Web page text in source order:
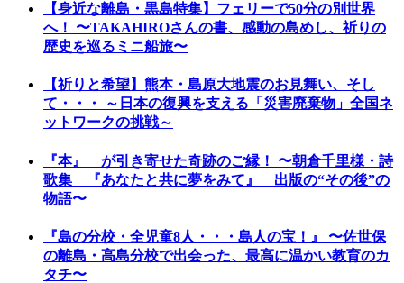
【身近な離島・黒島特集】フェリーで50分の別世界
へ！ 〜TAKAHIROさんの書、感動の島めし、祈りの
歴史を巡るミニ船旅〜
【祈りと希望】熊本・島原大地震のお見舞い、そし
て・・・ ～日本の復興を支える「災害廃棄物」全国ネ
ットワークの挑戦～
『本』 が引き寄せた奇跡のご縁！ 〜朝倉千里様・詩
歌集 『あなたと共に夢をみて』 出版の“その後”の
物語〜
『島の分校・全児童8人・・・島人の宝！』 〜佐世保
の離島・高島分校で出会った、最高に温かい教育のカ
タチ〜